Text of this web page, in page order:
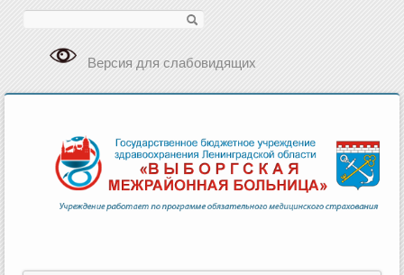
Версия для слабовидящих